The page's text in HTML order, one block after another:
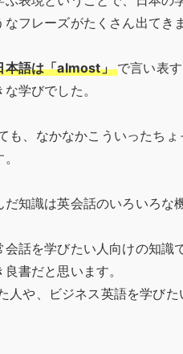
フレーズがたくさん出てき
本語は「almost」で言い表
学びでした。
も、なかなかこういったち
知識は英会話のいろいろな
話を学びたい人向けの知識
書だと思います。
人や、ビジネス英語を学び